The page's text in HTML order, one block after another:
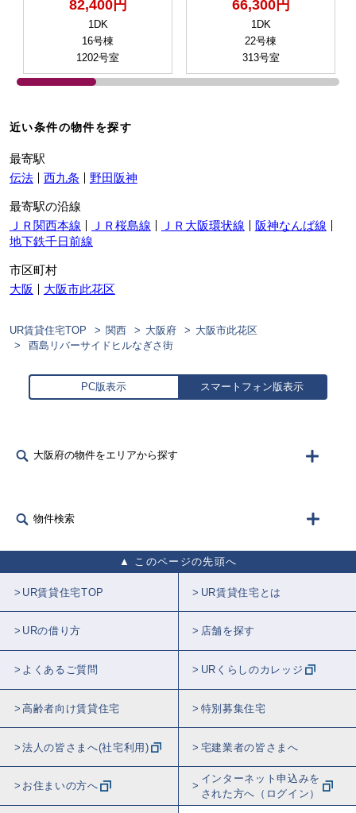
82,400円
1DK
16号棟
1202号室
66,300円
1DK
22号棟
313号室
近い条件の物件を探す
最寄駅
伝法
西九条 野田阪神
最寄駅の沿線
ＪＲ関西本線
ＪＲ桜島線 ＪＲ大阪環状線
阪神なんば線
地下鉄千日前線
市区町村
大阪
大阪市此花区
UR賃貸住宅TOP 関西 大阪府
大阪市此花区
酉島リバーサイドヒルなぎさ街
PC版表示 スマートフォン版表示
大阪府の物件をエリアから探す
物件検索
このページの先頭へ
UR賃貸住宅TOP UR賃貸住宅とは
URの借り方 店舗を探す
よくあるご質問 URくらしのカレッジ
高齢者向け賃貸住宅 特別募集住宅
法人の皆さまへ(社宅利用) 宅建業者の皆さまへ
お住まいの方へ
インターネット申込みを
された方へ（ログイン）